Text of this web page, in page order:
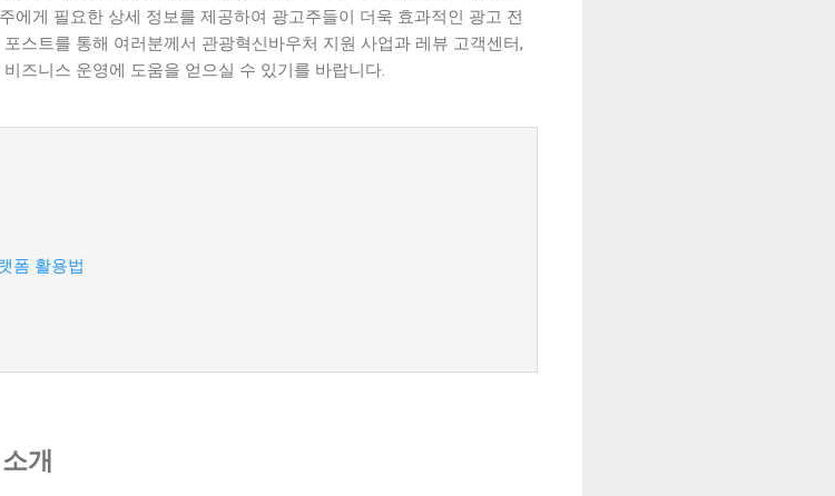
에게 필요한 상세 정보를 제공하여 광고주들이 더욱 효과적인 광고 전
스트를 통해 여러분께서 관광혁신바우처 지원 사업과 레뷰 고객센터,
즈니스 운영에 도움을 얻으실 수 있기를 바랍니다.
폼 활용법
개